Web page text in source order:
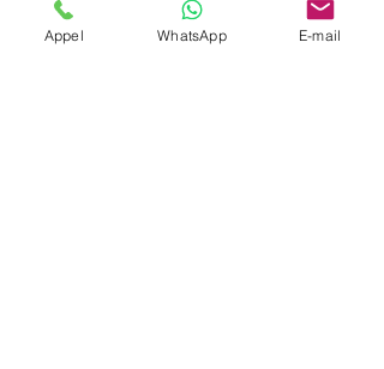
Appel WhatsApp E-mail